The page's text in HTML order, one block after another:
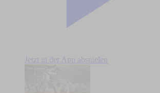
Jetzt in der App abspielen